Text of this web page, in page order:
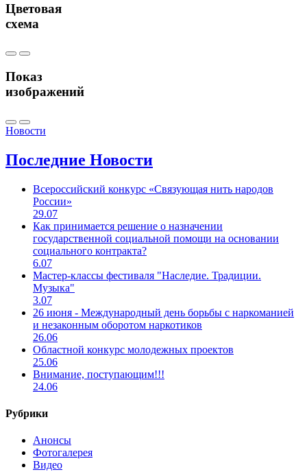
Цветовая
схема
Показ
изображений
Новости
Последние Новости
Всероссийский конкурс «Связующая нить народов
России»
29.07
Как принимается решение о назначении
государственной социальной помощи на основании
социального контракта?
6.07
Мастер-классы фестиваля "Наследие. Традиции.
Музыка"
3.07
26 июня - Международный день борьбы с наркоманией
и незаконным оборотом наркотиков
26.06
Областной конкурс молодежных проектов
25.06
Внимание, поступающим!!!
24.06
Рубрики
Анонсы
Фотогалерея
Видео